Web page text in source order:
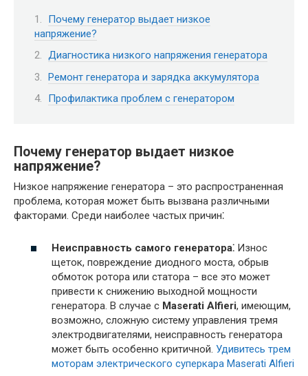
Почему генератор выдает низкое
напряжение?
Диагностика низкого напряжения генератора
Ремонт генератора и зарядка аккумулятора
Профилактика проблем с генератором
Почему генератор выдает низкое
напряжение?
Низкое напряжение генератора – это распространенная
проблема, которая может быть вызвана различными
факторами. Среди наиболее частых причин⁚
Неисправность самого генератора⁚ Износ
щеток, повреждение диодного моста, обрыв
обмоток ротора или статора – все это может
привести к снижению выходной мощности
генератора. В случае с Maserati Alfieri, имеющим,
возможно, сложную систему управления тремя
электродвигателями, неисправность генератора
может быть особенно критичной. Удивитесь трем
моторам электрического суперкара Maserati Alfieri